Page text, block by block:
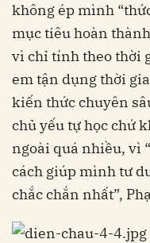
không ép mình
mục tiêu hoàn
vì chỉ tính theo thời
em tận dụng thời
kiến thức chuyên
chủ yếu tự học chứ
ngoài quá nhiều, vì
cách giúp mình tư
chắc chắn nhất”,